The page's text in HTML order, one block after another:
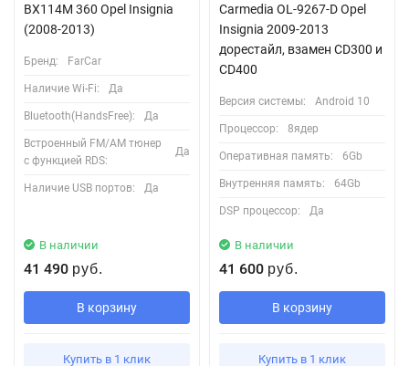
BX114M 360 Opel Insignia
(2008-2013)
Бренд: FarCar
Наличие Wi-Fi: Да
Bluetooth(HandsFree): Да
Встроенный FM/AM тюнер
с функцией RDS:
Да
Наличие USB портов: Да
В наличии
41 490 руб.
В корзину
Купить в 1 клик
Carmedia OL-9267-D Opel
Insignia 2009-2013
дорестайл, взамен CD300 и
CD400
Версия системы: Android 10
Процессор: 8ядер
Оперативная память: 6Gb
Внутренняя память: 64Gb
DSP процессор: Да
В наличии
41 600 руб.
В корзину
Купить в 1 клик